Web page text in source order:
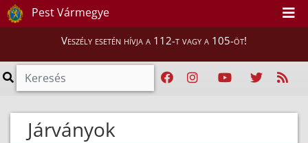
Pest Vármegye
Veszély esetén hívja a 112-t vagy a 105-öt!
Járványok